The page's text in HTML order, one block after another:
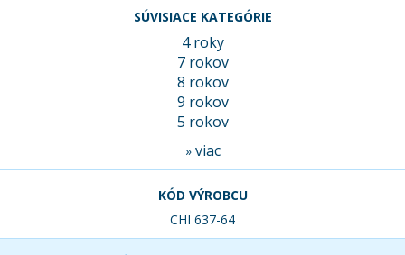
SÚVISIACE KATEGÓRIE
4 roky
7 rokov
8 rokov
9 rokov
5 rokov
» viac
KÓD VÝROBCU
CHI 637-64